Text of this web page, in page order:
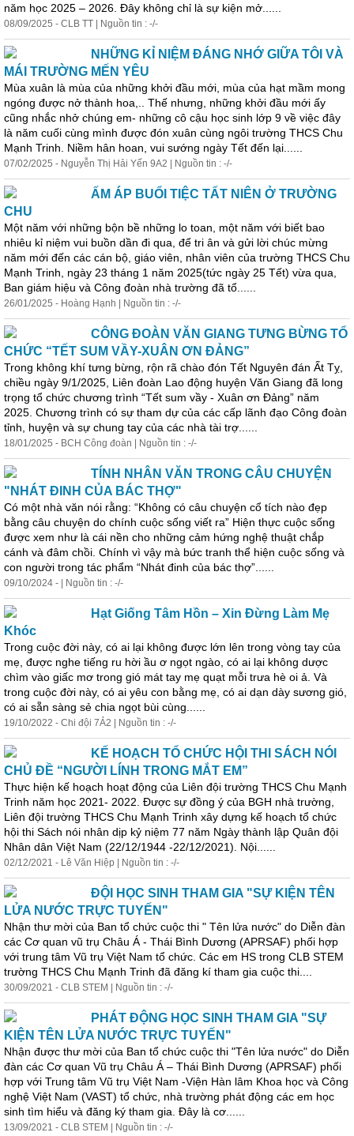
năm học 2025 – 2026. Đây không chỉ là sự kiện mở......
08/09/2025 - CLB TT | Nguồn tin : -/-
NHỮNG KỈ NIỆM ĐÁNG NHỚ GIỮA TÔI VÀ
MÁI TRƯỜNG MẾN YÊU
Mùa xuân là mùa của những khởi đầu mới, mùa của hạt mầm mong
ngóng được nở thành hoa,.. Thế nhưng, những khởi đầu mới ấy
cũng nhắc nhở chúng em- những cô cậu học sinh lớp 9 về việc đây
là năm cuối cùng mình được đón xuân cùng ngôi trường THCS Chu
Mạnh Trinh. Niềm hân hoan, vui sướng ngày Tết đến lại......
07/02/2025 - Nguyễn Thị Hải Yến 9A2 | Nguồn tin : -/-
ẤM ÁP BUỔI TIỆC TẤT NIÊN Ở TRƯỜNG
CHU
Một năm với những bộn bề những lo toan, một năm với biết bao
nhiêu kỉ niệm vui buồn dần đi qua, để tri ân và gửi lời chúc mừng
năm mới đến các cán bộ, giáo viên, nhân viên của trường THCS Chu
Mạnh Trinh, ngày 23 tháng 1 năm 2025(tức ngày 25 Tết) vừa qua,
Ban giám hiệu và Công đoàn nhà trường đã tổ......
26/01/2025 - Hoàng Hạnh | Nguồn tin : -/-
CÔNG ĐOÀN VĂN GIANG TƯNG BỪNG TỔ
CHỨC “TẾT SUM VẦY-XUÂN ƠN ĐẢNG”
Trong không khí tưng bừng, rộn rã chào đón Tết Nguyên đán Ất Tỵ,
chiều ngày 9/1/2025, Liên đoàn Lao động huyện Văn Giang đã long
trọng tổ chức chương trình “Tết sum vầy - Xuân ơn Đảng” năm
2025. Chương trình có sự tham dự của các cấp lãnh đạo Công đoàn
tỉnh, huyện và sự chung tay của các nhà tài trợ......
18/01/2025 - BCH Công đoàn | Nguồn tin : -/-
TÍNH NHÂN VĂN TRONG CÂU CHUYỆN
"NHÁT ĐINH CỦA BÁC THỢ"
Có một nhà văn nói rằng: “Không có câu chuyện cổ tích nào đẹp
bằng câu chuyện do chính cuộc sống viết ra” Hiện thực cuộc sống
được xem như là cái nền cho những cảm hứng nghệ thuật chắp
cánh và đâm chồi. Chính vì vậy mà bức tranh thể hiện cuộc sống và
con người trong tác phẩm “Nhát đinh của bác thợ”......
09/10/2024 - | Nguồn tin : -/-
Hạt Giống Tâm Hồn – Xin Đừng Làm Mẹ
Khóc
Trong cuộc đời này, có ai lại không được lớn lên trong vòng tay của
mẹ, được nghe tiếng ru hời ầu ơ ngọt ngào, có ai lại không dược
chìm vào giấc mơ trong gió mát tay mẹ quạt mỗi trưa hè oi ả. Và
trong cuộc đời này, có ai yêu con bằng mẹ, có ai dạn dày sương gió,
có ai sẵn sàng sẻ chia ngọt bùi cùng......
19/10/2022 - Chi đội 7Ả2 | Nguồn tin : -/-
KẾ HOẠCH TỔ CHỨC HỘI THI SÁCH NÓI
CHỦ ĐỀ “NGƯỜI LÍNH TRONG MẮT EM”
Thực hiện kế hoạch hoạt động của Liên đội trường THCS Chu Mạnh
Trinh năm học 2021- 2022. Được sự đồng ý của BGH nhà trường,
Liên đội trường THCS Chu Mạnh Trinh xây dựng kế hoạch tổ chức
hội thi Sách nói nhân dịp kỷ niệm 77 năm Ngày thành lập Quân đội
Nhân dân Việt Nam (22/12/1944 -22/12/2021). Nội......
02/12/2021 - Lê Văn Hiệp | Nguồn tin : -/-
ĐỘI HỌC SINH THAM GIA "SỰ KIỆN TÊN
LỬA NƯỚC TRỰC TUYẾN"
Nhận thư mời của Ban tổ chức cuộc thi " Tên lửa nước" do Diễn đàn
các Cơ quan vũ trụ Châu Á - Thái Bình Dương (APRSAF) phối hợp
với trung tâm Vũ trụ Việt Nam tổ chức. Các em HS trong CLB STEM
trường THCS Chu Mạnh Trinh đã đăng kí tham gia cuộc thi....
30/09/2021 - CLB STEM | Nguồn tin : -/-
PHÁT ĐỘNG HỌC SINH THAM GIA "SỰ
KIỆN TÊN LỬA NƯỚC TRỰC TUYẾN"
Nhận được thư mời của Ban tổ chức cuộc thi "Tên lửa nước" do Diễn
đàn các Cơ quan Vũ trụ Châu Á – Thái Bình Dương (APRSAF) phối
hợp với Trung tâm Vũ trụ Việt Nam -Viện Hàn lâm Khoa học và Công
nghệ Việt Nam (VAST) tổ chức, nhà trường phát động các em học
sinh tìm hiểu và đăng ký tham gia. Đây là cơ......
13/09/2021 - CLB STEM | Nguồn tin : -/-